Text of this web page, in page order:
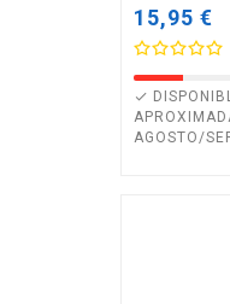
15,95 €

AGOSTO/